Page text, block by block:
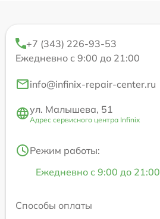
+7 (343) 226-93-53
Ежедневно с 9:00 до 21:00
info@infinix-repair-center.ru
ул. Малышева, 51
Адрес сервисного центра Infinix
Режим работы:
Ежедневно с 9:00 до 21:00
Способы оплаты